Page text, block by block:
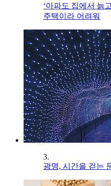
‘아파도 집에서 늙
주택이라 어려워
3.
광명, 시간을 걷는